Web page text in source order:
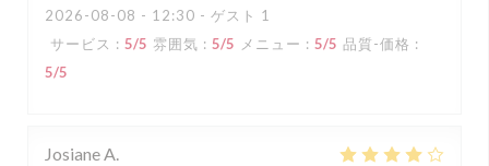
2026-08-08 - 12:30 - ゲスト 1
サービス : 5/5 雰囲気 : 5/5 メニュー : 5/5 品質-価格 :
5/5
JosianeA